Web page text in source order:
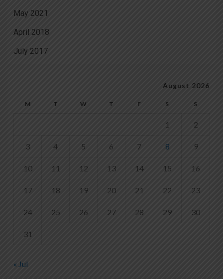
May 2021
April 2018
July 2017
August 2026
M T W T F S S
1 2
3 4 5 6 7 8 9
10 11 12 13 14 15 16
17 18 19 20 21 22 23
24 25 26 27 28 29 30
31
« Jul